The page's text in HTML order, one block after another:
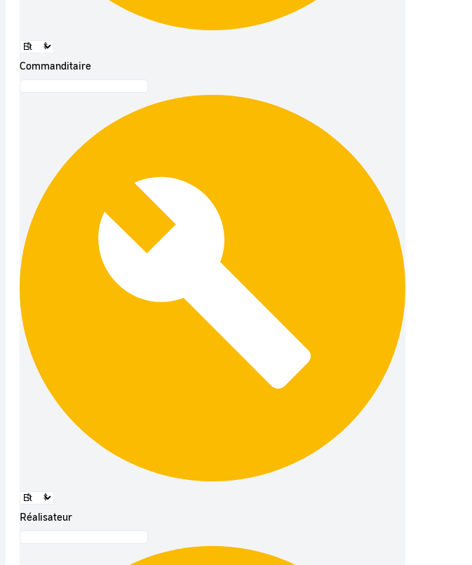
Commanditaire
Réalisateur